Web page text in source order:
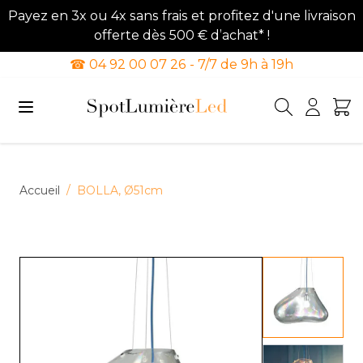
Payez en 3x ou 4x sans frais et profitez d'une livraison
offerte dès 500 € d’achat* !
☎ 04 92 00 07 26 - 7/7 de 9h à 19h
Accueil / BOLLA, Ø51cm
View
View